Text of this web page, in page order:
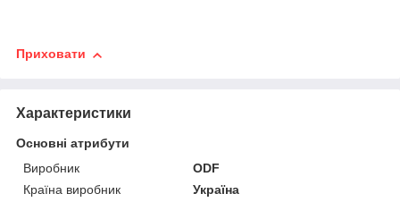
Приховати
Характеристики
Основні атрибути
Виробник
ODF
Країна виробник
Україна